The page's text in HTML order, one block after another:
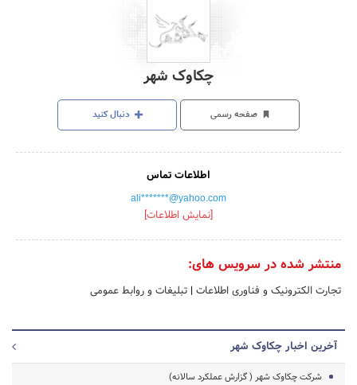
چکاوک شهر
صفحه رسمی دنبال کنید
اطلاعات تماس
ali*******@yahoo.com
[نمایش اطلاعات]
منتشر شده در سرویس های:
تجارت الکترونیک و فناوری اطلاعات | تبلیغات و روابط عمومی
آخرین اخبار چکاوک شهر
شرکت چکاوک شهر ( گزارش عملکرد سالانه)